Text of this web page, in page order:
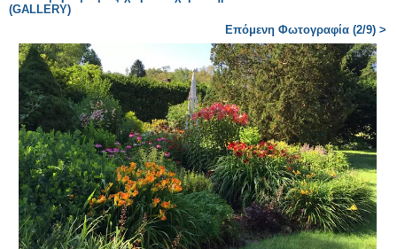
(GALLERY)
Επόμενη Φωτογραφία (2/9) >